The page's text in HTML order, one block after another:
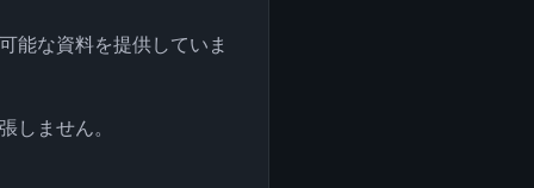
能な資料を提供していま
しません。